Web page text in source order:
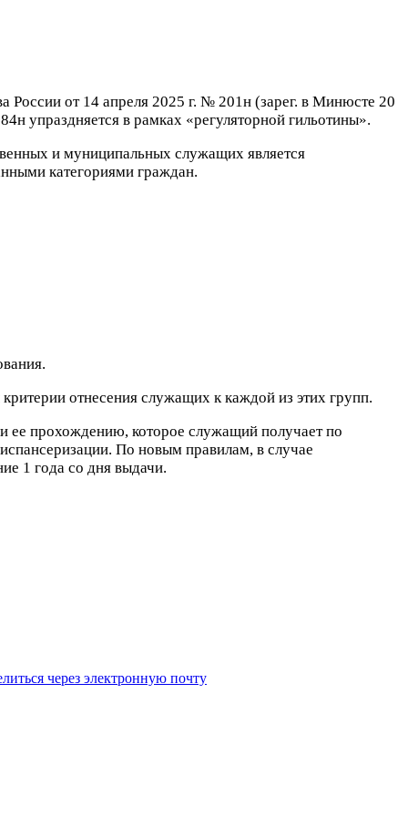
от 14 апреля 2025 г. № 201н (зарег. в Минюсте 20
упраздняется в рамках «регуляторной гильотины».
и муниципальных служащих является
категориями граждан.
отнесения служащих к каждой из этих групп.
ее прохождению, которое служащий получает по
По новым правилам, в случае
1 года со дня выдачи.
через электронную почту